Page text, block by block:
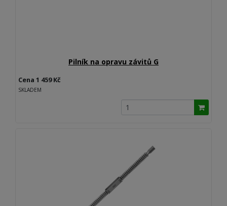
Pilník na opravu závitů G
Cena 1 459 Kč
SKLADEM